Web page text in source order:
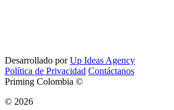
Desarrollado porUp Ideas Agency
Política de Privacidad Contáctanos
Priming Colombia ©
© 2026